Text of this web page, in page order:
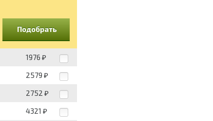
Подобрать
1976 ₽
2579 ₽
2752 ₽
4321 ₽